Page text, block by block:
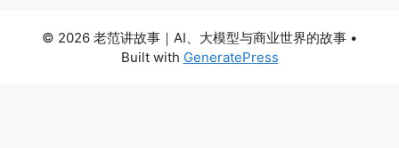
© 2026 老范讲故事｜AI、大模型与商业世界的故事 •
Built with GeneratePress